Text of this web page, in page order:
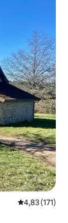
Gemiddelde
4,83 (171)